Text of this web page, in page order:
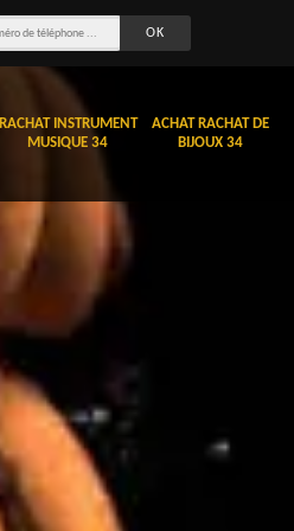
RACHAT INSTRUMENT
MUSIQUE 34
ACHAT RACHAT DE
BIJOUX 34